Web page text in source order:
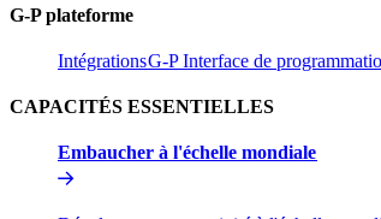
G-P plateforme​​
Intégrations​​G-P Interface de
CAPACITÉS ESSENTIELLES​​
Embaucher à l'échelle mondiale​​